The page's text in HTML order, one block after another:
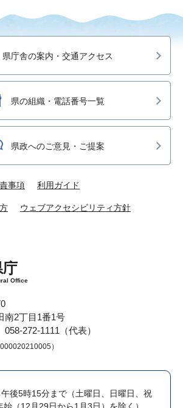
県庁舎の案内・交通アクセス
県の組織・電話番号一覧
県政へのご意見・ご提案
事項 利用ガイド
ウェブアクセシビリティ方針
庁
Office
南2丁目1番1号
272-1111（代表）
）
後5時15分まで （土曜日、日曜日、祝